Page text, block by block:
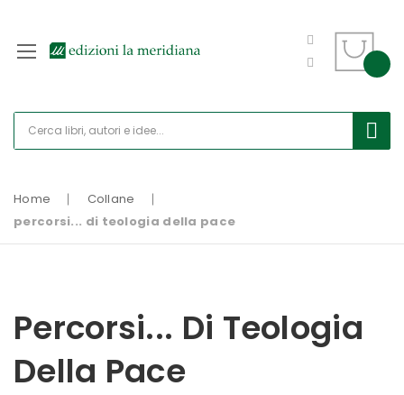
Home
Collane
percorsi... di teologia della pace
Percorsi... Di Teologia
Della Pace